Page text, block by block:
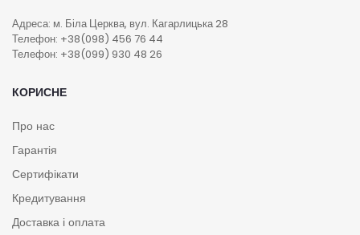
Адреса: м. Біла Церква, вул. Кагарлицька 28
Телефон: +38(098) 456 76 44
Телефон: +38(099) 930 48 26
КОРИСНЕ
Про нас
Гарантія
Сертифікати
Кредитування
Доставка і оплата